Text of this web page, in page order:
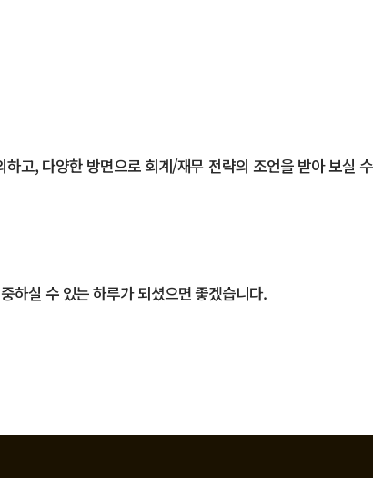
고, 다양한 방면으로 회계/재무 전략의 조언을 받아 보실 수
하실 수 있는 하루가 되셨으면 좋겠습니다.